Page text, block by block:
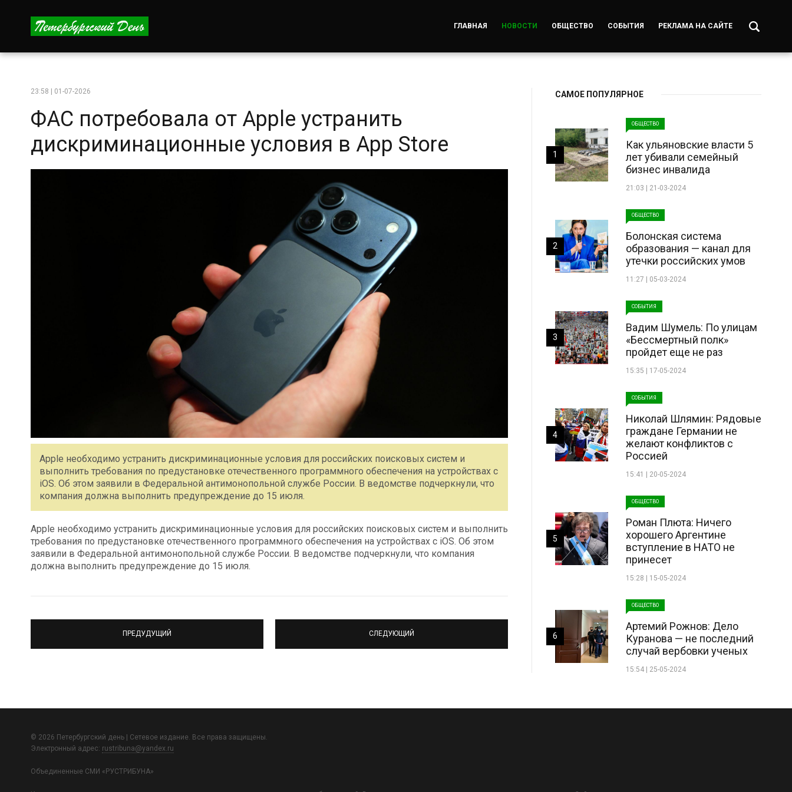
ГЛАВНАЯ НОВОСТИ ОБЩЕСТВО СОБЫТИЯ РЕКЛАМА НА САЙТЕ
23:58 | 01-07-2026
ФАС потребовала от Apple устранить
дискриминационные условия в App Store
Apple необходимо устранить дискриминационные условия для российских поисковых систем и
выполнить требования по предустановке отечественного программного обеспечения на устройствах с
iOS. Об этом заявили в Федеральной антимонопольной службе России. В ведомстве подчеркнули, что
компания должна выполнить предупреждение до 15 июля.
Apple необходимо устранить дискриминационные условия для российских поисковых систем и выполнить
требования по предустановке отечественного программного обеспечения на устройствах с iOS. Об этом
заявили в Федеральной антимонопольной службе России. В ведомстве подчеркнули, что компания
должна выполнить предупреждение до 15 июля.
ПРЕДУДУЩИЙ СЛЕДУЮЩИЙ
САМОЕ ПОПУЛЯРНОЕ
ОБЩЕСТВО
Как ульяновские власти 5
лет убивали семейный
бизнес инвалида
21:03 | 21-03-2024
1
ОБЩЕСТВО
Болонская система
образования — канал для
утечки российских умов
11:27 | 05-03-2024
2
СОБЫТИЯ
Вадим Шумель: По улицам
«Бессмертный полк»
пройдет еще не раз
15:35 | 17-05-2024
3
СОБЫТИЯ
Николай Шлямин: Рядовые
граждане Германии не
желают конфликтов с
Россией
15:41 | 20-05-2024
4
ОБЩЕСТВО
Роман Плюта: Ничего
хорошего Аргентине
вступление в НАТО не
принесет
15:28 | 15-05-2024
5
ОБЩЕСТВО
Артемий Рожнов: Дело
Куранова — не последний
случай вербовки ученых
15:54 | 25-05-2024
6
© 2026 Петербургский день | Сетевое издание. Все права защищены.
Электронный адрес: rustribuna@yandex.ru
Объединенные СМИ «РУСТРИБУНА»